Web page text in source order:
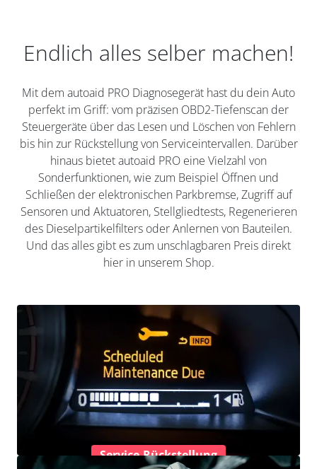
Endlich alles selber machen!
Mit dem autoaid PRO Diagnosegerät hast du dein Auto
perfekt im Griff: vom präzisen OBD2-Tiefenscan der
Steuergeräte über das Lesen und Löschen von Fehlern
bis hin zur Rückstellung von Serviceintervallen. Darüber
hinaus bietet autoaid PRO eine Vielzahl von
Sonderfunktionen, wie zum Beispiel Öffnen und
Schließen der elektronischen Parkbremse, Zugriff auf
Sensoren und Aktuatoren, Stellgliedtests, Regenerieren
des Dieselpartikelfilters oder Anlernen von Bauteilen.
Und das alles gibt es zum unschlagbaren Preis direkt
hier in unserem Shop.
Service-Rückstellung